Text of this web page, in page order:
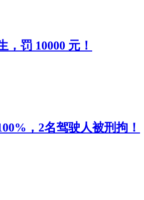
，罚 10000 元！
，2名驾驶人被刑拘！